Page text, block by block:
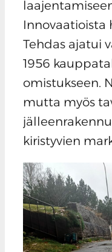
Innovaatioista
Tehdas ajatui
1956
omistukseen.
mutta myös
kiristyvien